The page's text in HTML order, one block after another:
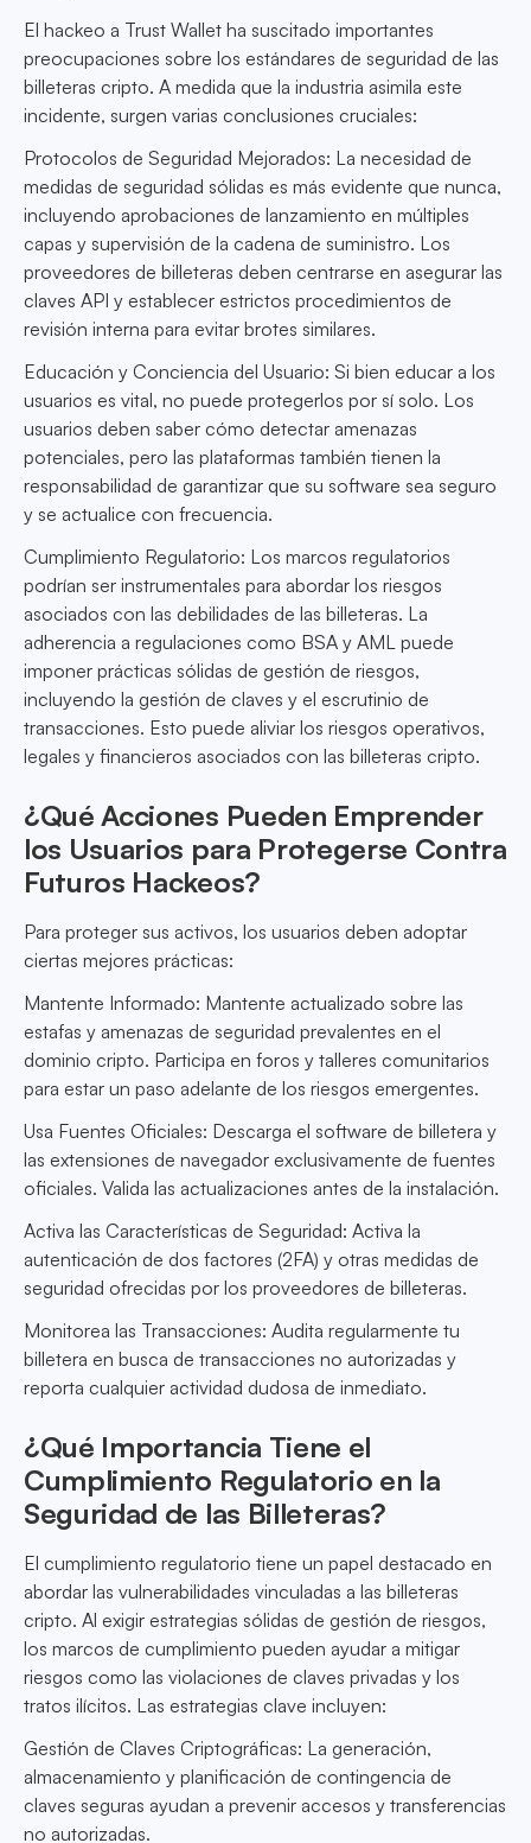
El hackeo a Trust Wallet ha suscitado importantes
preocupaciones sobre los estándares de seguridad de las
billeteras cripto. A medida que la industria asimila este
incidente, surgen varias conclusiones cruciales:
Protocolos de Seguridad Mejorados: La necesidad de
medidas de seguridad sólidas es más evidente que nunca,
incluyendo aprobaciones de lanzamiento en múltiples
capas y supervisión de la cadena de suministro. Los
proveedores de billeteras deben centrarse en asegurar las
claves API y establecer estrictos procedimientos de
revisión interna para evitar brotes similares.
Educación y Conciencia del Usuario: Si bien educar a los
usuarios es vital, no puede protegerlos por sí solo. Los
usuarios deben saber cómo detectar amenazas
potenciales, pero las plataformas también tienen la
responsabilidad de garantizar que su software sea seguro
y se actualice con frecuencia.
Cumplimiento Regulatorio: Los marcos regulatorios
podrían ser instrumentales para abordar los riesgos
asociados con las debilidades de las billeteras. La
adherencia a regulaciones como BSA y AML puede
imponer prácticas sólidas de gestión de riesgos,
incluyendo la gestión de claves y el escrutinio de
transacciones. Esto puede aliviar los riesgos operativos,
legales y financieros asociados con las billeteras cripto.
¿Qué Acciones Pueden Emprender
los Usuarios para Protegerse Contra
Futuros Hackeos?
Para proteger sus activos, los usuarios deben adoptar
ciertas mejores prácticas:
Mantente Informado: Mantente actualizado sobre las
estafas y amenazas de seguridad prevalentes en el
dominio cripto. Participa en foros y talleres comunitarios
para estar un paso adelante de los riesgos emergentes.
Usa Fuentes Oficiales: Descarga el software de billetera y
las extensiones de navegador exclusivamente de fuentes
oficiales. Valida las actualizaciones antes de la instalación.
Activa las Características de Seguridad: Activa la
autenticación de dos factores (2FA) y otras medidas de
seguridad ofrecidas por los proveedores de billeteras.
Monitorea las Transacciones: Audita regularmente tu
billetera en busca de transacciones no autorizadas y
reporta cualquier actividad dudosa de inmediato.
¿Qué Importancia Tiene el
Cumplimiento Regulatorio en la
Seguridad de las Billeteras?
El cumplimiento regulatorio tiene un papel destacado en
abordar las vulnerabilidades vinculadas a las billeteras
cripto. Al exigir estrategias sólidas de gestión de riesgos,
los marcos de cumplimiento pueden ayudar a mitigar
riesgos como las violaciones de claves privadas y los
tratos ilícitos. Las estrategias clave incluyen:
Gestión de Claves Criptográficas: La generación,
almacenamiento y planificación de contingencia de
claves seguras ayudan a prevenir accesos y transferencias
no autorizadas.